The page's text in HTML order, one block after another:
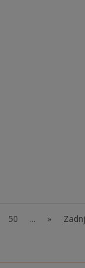
50 ... »